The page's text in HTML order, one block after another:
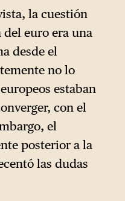
Estados
la cuestión
del euro era una
desde el
no lo
estaban
con el
el
posterior a la
las dudas